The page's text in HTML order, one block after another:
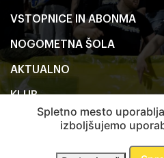
VSTOPNICE IN ABONMA
NOGOMETNA ŠOLA
AKTUALNO
KLUB
2020 FC Koper
Spletno mesto
izboljšujemo